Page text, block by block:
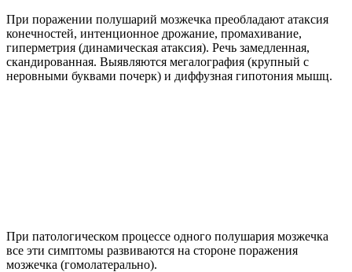
При поражении полушарий мозжечка преобладают атаксия
конечностей, интенционное дрожание, промахивание,
гиперметрия (динамическая атаксия). Речь замедленная,
скандированная. Выявляются мегалография (крупный с
неровными буквами почерк) и диффузная гипотония мышц.
При патологическом процессе одного полушария мозжечка
все эти симптомы развиваются на стороне поражения
мозжечка (гомолатерально).